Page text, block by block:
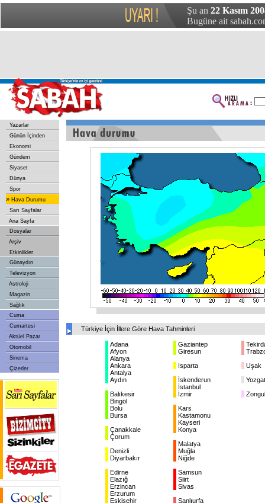
Şu an 22 Kasım
Bugüne ait
Yazarlar
Günün İçinden
Ekonomi
Gündem
Siyaset
Dünya
Spor
» Hava Durumu
Sarı Sayfalar
Ana Sayfa
Dosyalar
Arşiv
Etkinlikler
Günaydın
Televizyon
Astroloji
Magazin
Sağlık
Cuma
Cumartesi
Aktüel Pazar
Otomobil
Sinema
Çizerler
Türkiye İçin İllere Göre Hava Tahminleri
Adana Gaziantep
Afyon
Giresun
Alanya
Ankara
Isparta
Uşak
Antalya
Aydın
İskenderun
Yozgat
İstanbul
Balıkesir
İzmir
Bingöl
Bolu
Kars
Bursa
Kastamonu
Kayseri
Çanakkale
Konya
Çorum
Malatya
Denizli
Muğla
Diyarbakır
Niğde
Edirne
Samsun
Elazığ
Siirt
Erzincan
Sivas
Erzurum
Eskişehir
Şanlıurfa